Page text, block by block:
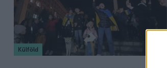
Külföld